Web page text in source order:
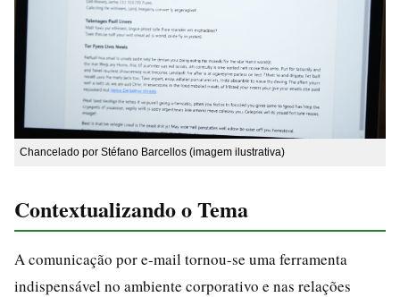
Chancelado por Stéfano Barcellos (imagem ilustrativa)
Contextualizando o Tema
A comunicação por e-mail tornou-se uma ferramenta
indispensável no ambiente corporativo e nas relações